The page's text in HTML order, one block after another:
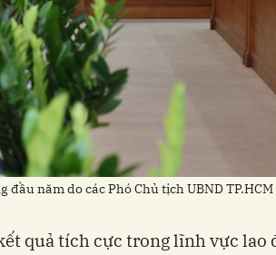
năm do các Phó Chủ tịch UBND
quả tích cực trong lĩnh vực lao